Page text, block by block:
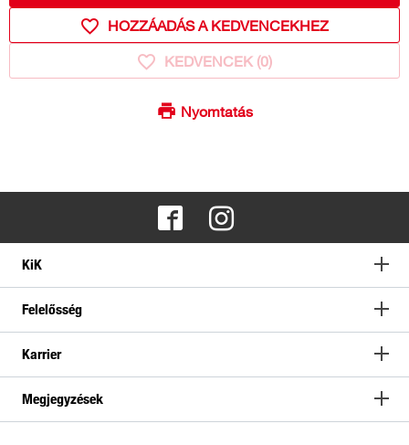
HOZZÁADÁS A KEDVENCEKHEZ
KEDVENCEK (0)
Nyomtatás
KiK
Felelősség
Karrier
Megjegyzések